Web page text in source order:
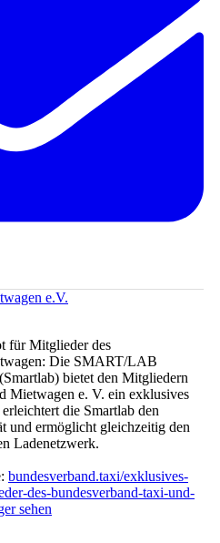
e.V.
für Mitglieder des
Die SMART/LAB
bietet den Mitgliedern
Mietwagen e. V. ein exklusives
die Smartlab den
und ermöglicht gleichzeitig den
Ladenetzwerk.
bundesverband.taxi/exklusives-
des-bundesverband-taxi-und-
sehen